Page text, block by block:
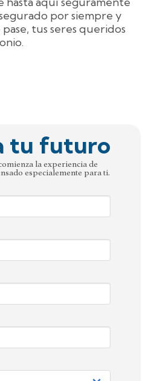
por siempre y
tus seres queridos
tu futuro
la experiencia de
especialemente para ti.